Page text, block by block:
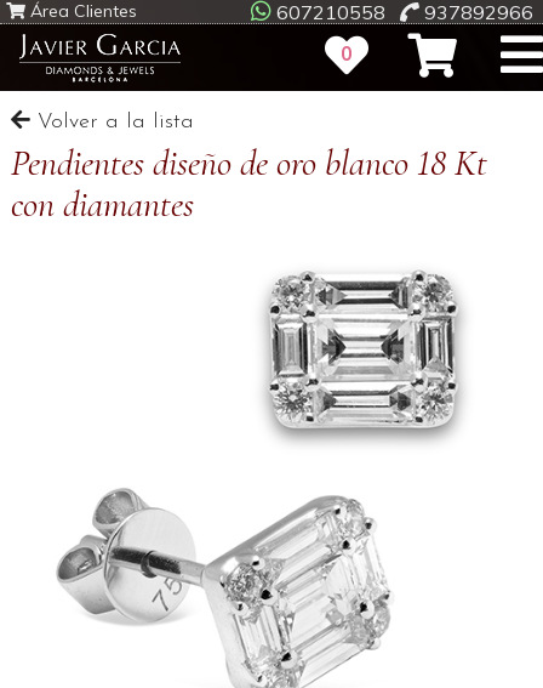
0
607210558 937892966
Área Clientes
Volver a la lista
Pendientes diseño de oro blanco 18 Kt
con diamantes